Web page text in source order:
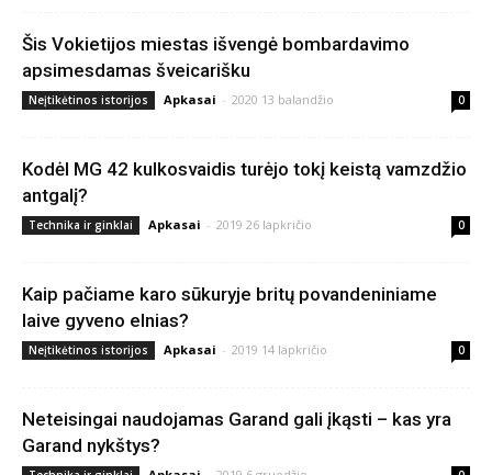
Šis Vokietijos miestas išvengė bombardavimo
apsimesdamas šveicarišku
Neįtikėtinos istorijos Apkasai - 2020 13 balandžio 0
Kodėl MG 42 kulkosvaidis turėjo tokį keistą vamzdžio
antgalį?
Technika ir ginklai Apkasai - 2019 26 lapkričio 0
Kaip pačiame karo sūkuryje britų povandeniniame
laive gyveno elnias?
Neįtikėtinos istorijos Apkasai - 2019 14 lapkričio 0
Neteisingai naudojamas Garand gali įkąsti – kas yra
Garand nykštys?